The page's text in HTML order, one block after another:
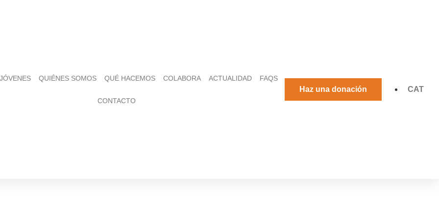
QUIÉNES SOMOS QUÉ HACEMOS COLABORA ACTUALIDAD FAQS
CONTACTO
Haz una donación CAT